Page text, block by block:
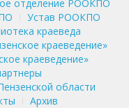
отделение РООКПО
Устав РООКПО
краеведа
краеведение»
краеведение»
области
Архив